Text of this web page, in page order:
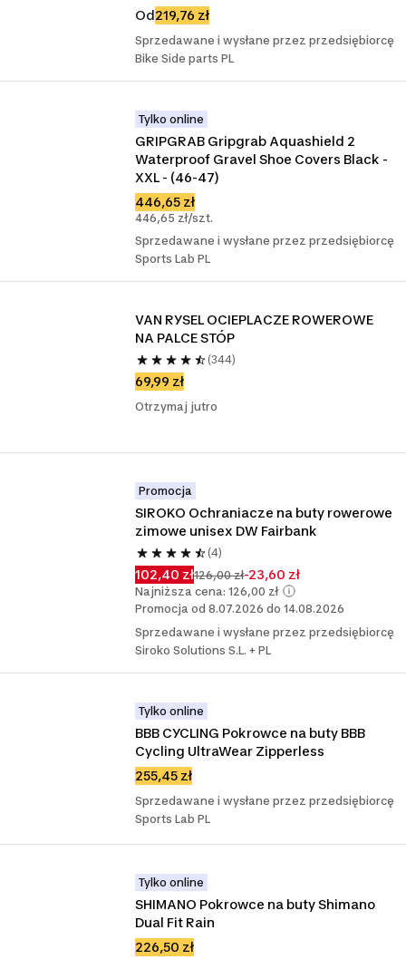
Od219,76 zł
Sprzedawane i wysłane przez przedsiębiorcę
Bike Side parts PL
Tylko online
GRIPGRAB Gripgrab Aquashield 2
Waterproof Gravel Shoe Covers Black -
XXL - (46-47)
446,65 zł
446,65 zł/szt.
Sprzedawane i wysłane przez przedsiębiorcę
Sports Lab PL
VAN RYSEL OCIEPLACZE ROWEROWE
NA PALCE STÓP
(344)
69,99 zł
Otrzymaj jutro
Promocja
SIROKO Ochraniacze na buty rowerowe
zimowe unisex DW Fairbank
(4)
102,40 zł126,00 zł-23,60 zł
Najniższa cena: 126,00 zł
Promocja od 8.07.2026 do 14.08.2026
Sprzedawane i wysłane przez przedsiębiorcę
Siroko Solutions S.L. + PL
Tylko online
BBB CYCLING Pokrowce na buty BBB
Cycling UltraWear Zipperless
255,45 zł
Sprzedawane i wysłane przez przedsiębiorcę
Sports Lab PL
Tylko online
SHIMANO Pokrowce na buty Shimano
Dual Fit Rain
226,50 zł